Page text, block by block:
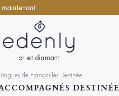
or et diamant
Bagues de Fiançailles Destinée
DESTINÉE